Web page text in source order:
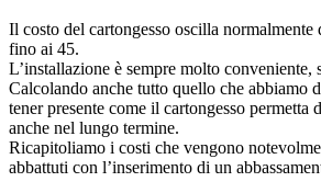
Il costo del cartongesso oscilla normalmente
fino ai 45.
L’installazione è sempre molto conveniente,
Calcolando anche tutto quello che abbiamo
tener presente come il cartongesso permetta
anche nel lungo termine.
Ricapitoliamo i costi che vengono
abbattuti con l’inserimento di un